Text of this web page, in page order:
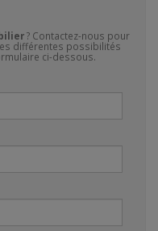
? Contactez-nous pour
différentes possibilités
ci-dessous.